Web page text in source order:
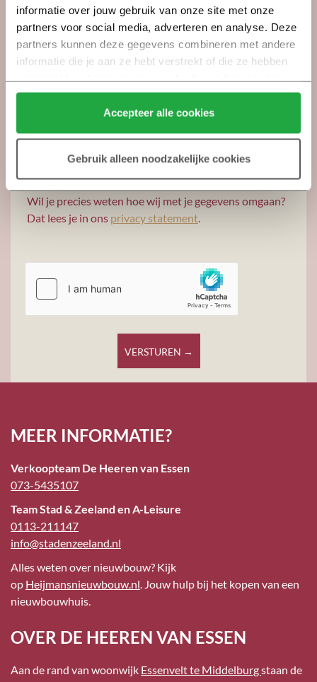
informatie over jouw gebruik van onze site met onze
partners voor social media, adverteren en analyse. Deze
partners kunnen deze gegevens combineren met andere
informatie die je aan ze hebt verstrekt of die ze hebben
verzameld op basis van jouw gebruik van hun services.
Klik hier voor meer informatie over ons cookiebeleid.
Accepteer alle cookies
Gebruik alleen noodzakelijke cookies
Ja, ik wil me ook aanmelden voor de
nieuwsbrieven van De Heeren van Essen.
Wil je precies weten hoe wij met je gegevens omgaan?
Dat lees je in ons privacy statement.
VERSTUREN →
MEER INFORMATIE?
Verkoopteam De Heeren van Essen
073-5435107
Team Stad & Zeeland en A-Leisure
0113-211147
info@stadenzeeland.nl
Alles weten over nieuwbouw? Kijk
op Heijmansnieuwbouw.nl. Jouw hulp bij het kopen van een
nieuwbouwhuis.
OVER DE HEEREN VAN ESSEN
Aan de rand van woonwijk Essenvelt te Middelburgstaan de